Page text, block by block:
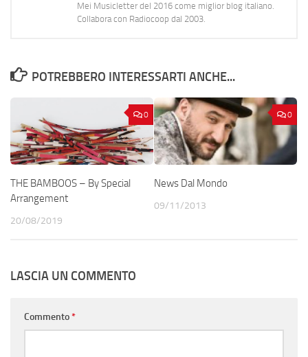
Mei Musicletter del 2016 come miglior blog italiano.
Collabora con Radiocoop dal 2003.
POTREBBERO INTERESSARTI ANCHE...
0
THE BAMBOOS – By Special
Arrangement
20/08/2019
0
News Dal Mondo
09/11/2013
LASCIA UN COMMENTO
Commento*